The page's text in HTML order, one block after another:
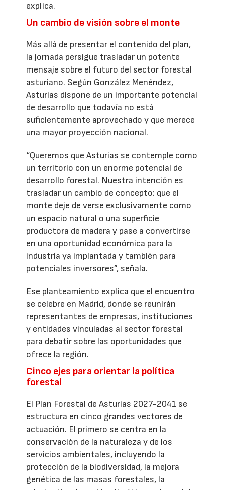
explica.
Un cambio de visión sobre el monte
Más allá de presentar el contenido del plan,
la jornada persigue trasladar un potente
mensaje sobre el futuro del sector forestal
asturiano. Según González Menéndez,
Asturias dispone de un importante potencial
de desarrollo que todavía no está
suficientemente aprovechado y que merece
una mayor proyección nacional.
“Queremos que Asturias se contemple como
un territorio con un enorme potencial de
desarrollo forestal. Nuestra intención es
trasladar un cambio de concepto: que el
monte deje de verse exclusivamente como
un espacio natural o una superficie
productora de madera y pase a convertirse
en una oportunidad económica para la
industria ya implantada y también para
potenciales inversores”, señala.
Ese planteamiento explica que el encuentro
se celebre en Madrid, donde se reunirán
representantes de empresas, instituciones
y entidades vinculadas al sector forestal
para debatir sobre las oportunidades que
ofrece la región.
Cinco ejes para orientar la política
forestal
El Plan Forestal de Asturias 2027-2041 se
estructura en cinco grandes vectores de
actuación. El primero se centra en la
conservación de la naturaleza y de los
servicios ambientales, incluyendo la
protección de la biodiversidad, la mejora
genética de las masas forestales, la